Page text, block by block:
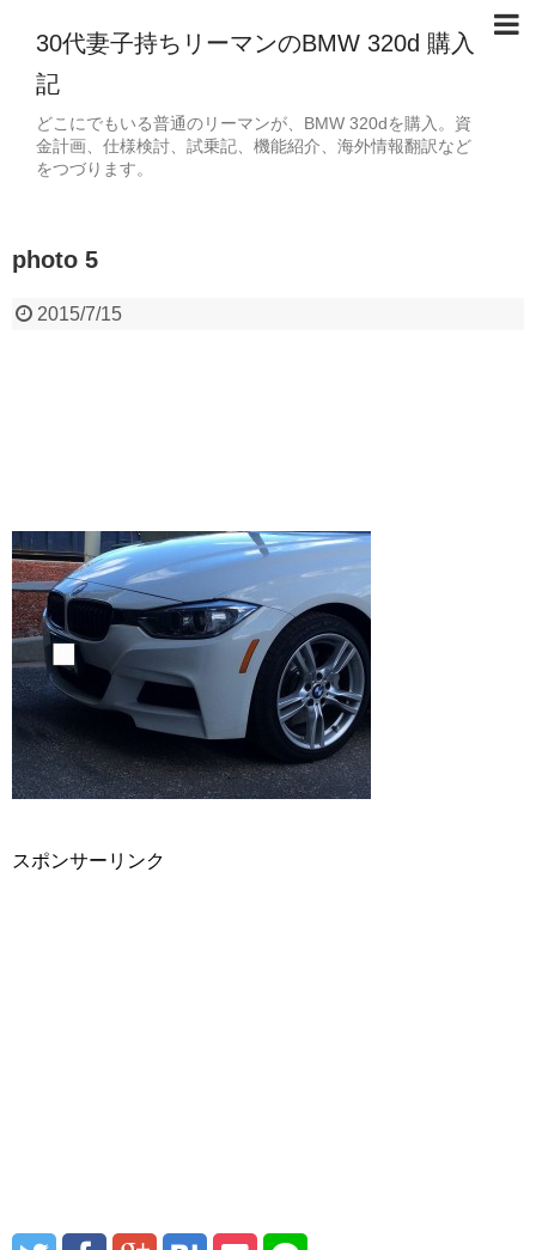
30代妻子持ちリーマンのBMW 320d 購入
記
どこにでもいる普通のリーマンが、BMW 320dを購入。資
金計画、仕様検討、試乗記、機能紹介、海外情報翻訳など
をつづります。
photo 5
2015/7/15
スポンサーリンク